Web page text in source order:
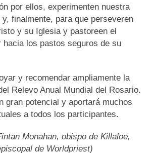
por ellos, experimenten nuestra
finalmente, para que perseveren
y su Iglesia y pastoreen el
hacia los pastos seguros de su
y recomendar ampliamente la
Relevo Anual Mundial del Rosario.
gran potencial y aportará muchos
a todos los participantes.
Monahan, obispo de Killaloe,
de Worldpriest)